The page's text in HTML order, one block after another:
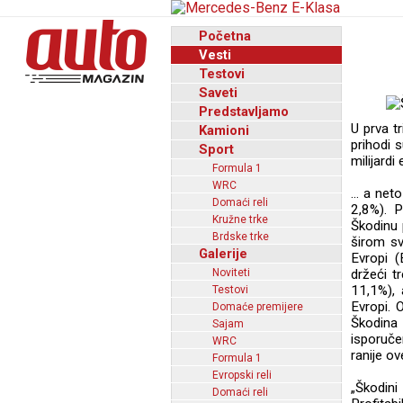
Početna
Vesti
Testovi
Saveti
Predstavljamo
Kamioni
Sport
Formula 1
WRC
Domaći reli
Kružne trke
Brdske trke
Galerije
Noviteti
Testovi
Domaće premijere
Sajam
WRC
Formula 1
Evropski reli
Domaći reli
U prva
prihodi
milijardi
... a
2,8%).
Škodinu
širom
Evropi
držeći
Evropi.
ranije